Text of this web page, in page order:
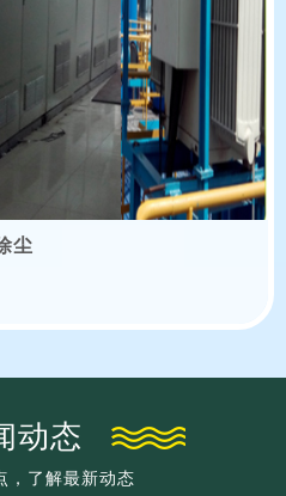
尘
动态
，了解最新动态